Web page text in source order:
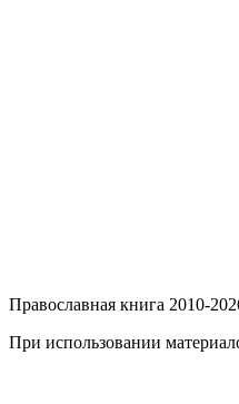
Православная книга 2010-
При использовании